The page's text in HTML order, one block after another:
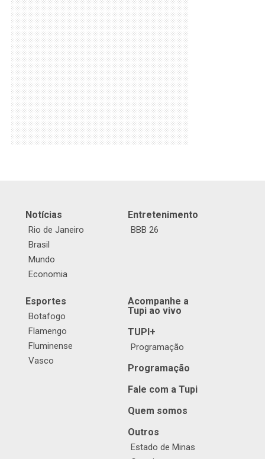
Notícias
Rio de Janeiro
Brasil
Mundo
Economia
Entretenimento
BBB 26
Esportes
Botafogo
Flamengo
Fluminense
Vasco
Acompanhe a
Tupi ao vivo
TUPI+
Programação
Programação
Fale com a Tupi
Quem somos
Outros
Estado de Minas